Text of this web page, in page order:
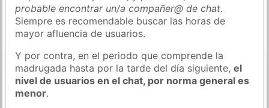
probable encontrar un/a compañer@ de chat.
Siempre es recomendable buscar las horas de
mayor afluencia de usuarios.
Y por contra, en el periodo que comprende la
madrugada hasta por la tarde del día siguiente,el
nivel de usuarios en el chat, por norma general es
menor.